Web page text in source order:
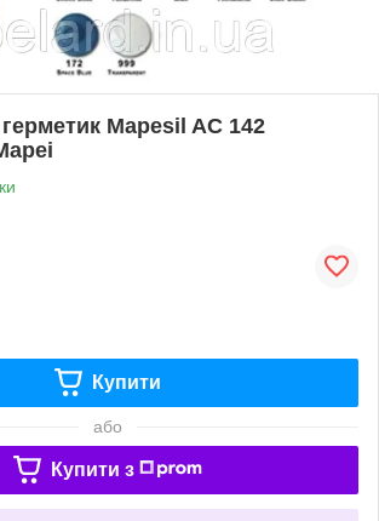
Mapesil AC 142
Купити
або
Купити з